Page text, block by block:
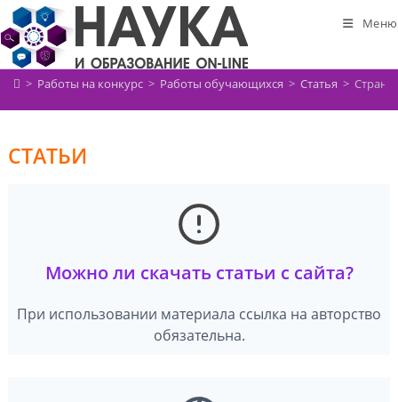
Перейти
к
содержимому
Меню
> Работы на конкурс > Работы обучающихся > Статья >
СТАТЬИ
Можно ли скачать статьи с сайта?
При использовании материала ссылка на авторство
обязательна.